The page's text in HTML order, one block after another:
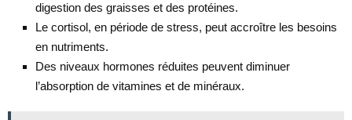
digestion des graisses et des protéines.
Le cortisol, en période de stress, peut accroître les besoins
en nutriments.
Des niveaux hormones réduites peuvent diminuer
l’absorption de vitamines et de minéraux.